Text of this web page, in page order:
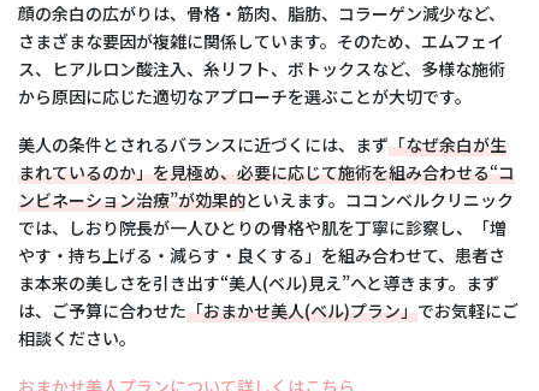
顔の余白の広がりは、骨格・筋肉、脂肪、コラーゲン減少など、
さまざまな要因が複雑に関係しています。そのため、エムフェイ
ス、ヒアルロン酸注入、糸リフト、ボトックスなど、多様な施術
から原因に応じた適切なアプローチを選ぶことが大切です。
美人の条件とされるバランスに近づくには、まず「なぜ余白が生
まれているのか」を見極め、必要に応じて施術を組み合わせる“コ
ンビネーション治療”が効果的といえます。ココンベルクリニック
では、しおり院長が一人ひとりの骨格や肌を丁寧に診察し、「増
やす・持ち上げる・減らす・良くする」を組み合わせて、患者さ
ま本来の美しさを引き出す“美人(ベル)見え”へと導きます。まず
は、ご予算に合わせた「おまかせ美人(ベル)プラン」でお気軽にご
相談ください。
おまかせ美人プランについて詳しくはこちら